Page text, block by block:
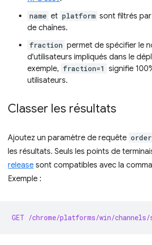
name et platform sont filtrés
de chaînes.
fraction permet de spécifier le
d'utilisateurs impliqués dans le
exemple, fraction=1 signifie
utilisateurs.
Classer les résultats
Ajoutez un paramètre de requête
les résultats. Seuls les points de
release sont compatibles avec la
Exemple :
GET /chrome/platforms/win/